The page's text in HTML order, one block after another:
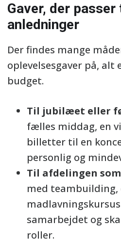
Gaver, der
anledninger
Der findes mange
oplevelsesgaver på, alt
budget.
Til jubilæet eller
fælles middag, en
billetter til en
personlig og
Til afdelingen
med teambuilding,
samarbejdet og
roller.